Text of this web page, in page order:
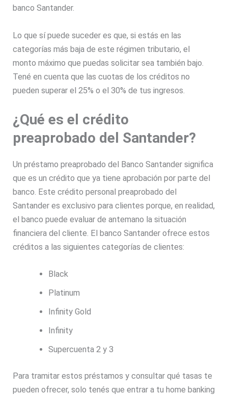
banco Santander.
Lo que sí puede suceder es que, si estás en las
categorías más baja de este régimen tributario, el
monto máximo que puedas solicitar sea también bajo.
Tené en cuenta que las cuotas de los créditos no
pueden superar el 25% o el 30% de tus ingresos.
¿Qué es el crédito
preaprobado del Santander?
Un préstamo preaprobado del Banco Santander significa
que es un crédito que ya tiene aprobación por parte del
banco. Este crédito personal preaprobado del
Santander es exclusivo para clientes porque, en realidad,
el banco puede evaluar de antemano la situación
financiera del cliente. El banco Santander ofrece estos
créditos a las siguientes categorías de clientes:
Black
Platinum
Infinity Gold
Infinity
Supercuenta 2 y 3
Para tramitar estos préstamos y consultar qué tasas te
pueden ofrecer, solo tenés que entrar a tu home banking